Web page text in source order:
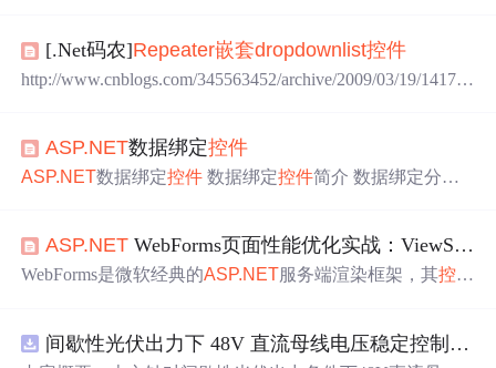
[.Net码农]Repeater嵌套dropdown list控件
http://www.cnblogs.com/345563452/archive/2009/03/19/141703
ataBound">
ASP.NET数据绑定控件
ASP.NET数据绑定控件 数据绑定控件简介 数据绑定分
者,数据源有：SqlDataSource,AccessDataSource,ObjectDataS
ource,LinqDataSource,XmlDataSource 等大部分不会...
ASP.NET WebForms页面性能优化实战：ViewState瘦身、
WebForms是微软经典的ASP.NET服务端渲染框架，其控件
化开销大、GridView渲染路径冗长、AJAX串行请求阻塞等
间歇性光伏出力下 48V 直流母线电压稳定控制及储能双向充放电闭环调控体系研究（Simulink仿真实现）